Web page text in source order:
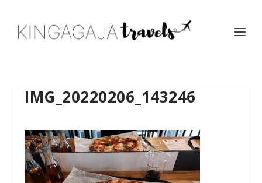
IMG_20220206_143246